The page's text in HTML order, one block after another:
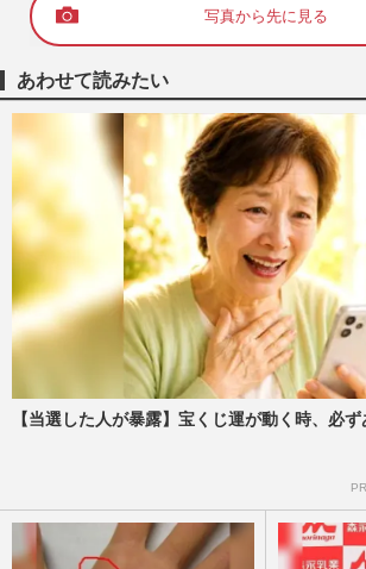
写真から先に見る
あわせて読みたい
【当選した人が暴露】宝くじ運が動く時、必